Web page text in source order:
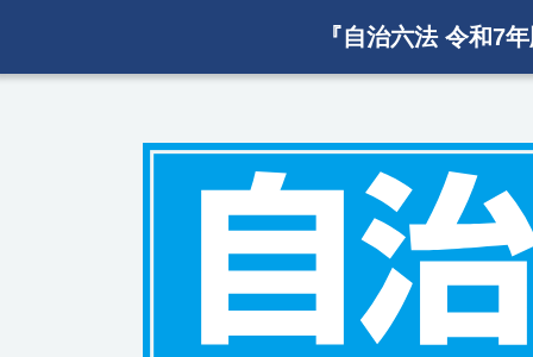
『自治六法 令和7